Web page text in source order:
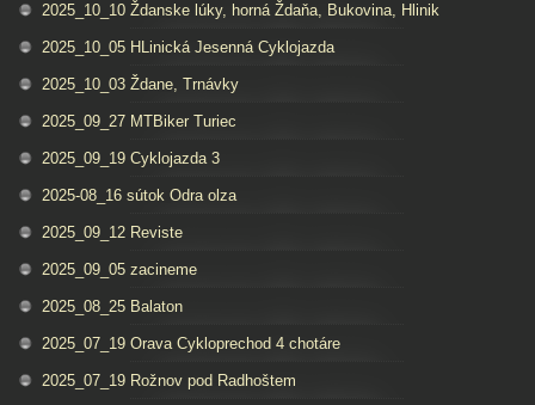
2025_10_10 Ždanske lúky, horná Ždaňa, Bukovina, Hlinik
2025_10_05 HLinická Jesenná Cyklojazda
2025_10_03 Ždane, Trnávky
2025_09_27 MTBiker Turiec
2025_09_19 Cyklojazda 3
2025-08_16 sútok Odra olza
2025_09_12 Reviste
2025_09_05 zacineme
2025_08_25 Balaton
2025_07_19 Orava Cykloprechod 4 chotáre
2025_07_19 Rožnov pod Radhoštem